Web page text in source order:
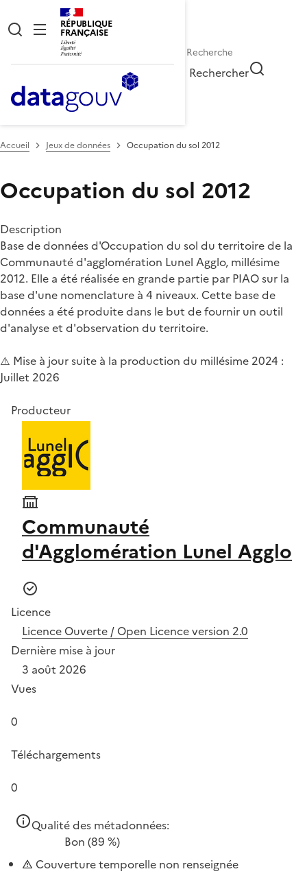
RÉPUBLIQUE
FRANÇAISE
Rechercher
Accueil Jeux de données Occupation du sol 2012
Occupation du sol 2012
Description
Base de données d'Occupation du sol du territoire de la
Communauté d'agglomération Lunel Agglo, millésime
2012. Elle a été réalisée en grande partie par PIAO sur la
base d'une nomenclature à 4 niveaux. Cette base de
données a été produite dans le but de fournir un outil
d'analyse et d'observation du territoire.
⚠️ Mise à jour suite à la production du millésime 2024 :
Juillet 2026
Producteur
Communauté
d'Agglomération Lunel Agglo
Licence
Licence Ouverte / Open Licence version 2.0
Dernière mise à jour
3 août 2026
Vues
0
Téléchargements
0
Qualité des métadonnées:
Bon (89 %)
Couverture temporelle non renseignée